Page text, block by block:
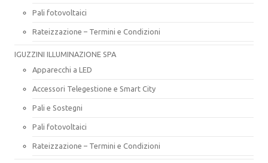
Pali fotovoltaici
Rateizzazione – Termini e Condizioni
IGUZZINI ILLUMINAZIONE SPA
Apparecchi a LED
Accessori Telegestione e Smart City
Pali e Sostegni
Pali fotovoltaici
Rateizzazione – Termini e Condizioni